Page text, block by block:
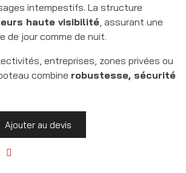
intempestifs. La structure
haute visibilité, assurant une
de jour comme de nuit.
entreprises, zones privées ou
combine robustesse, sécurité
Ajouter au devis